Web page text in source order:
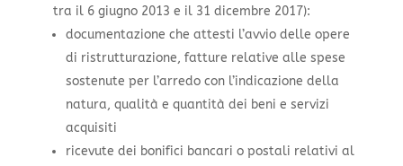
tra il 6 giugno 2013 e il 31 dicembre 2017):
documentazione che attesti l’avvio delle opere
di ristrutturazione, fatture relative alle spese
sostenute per l’arredo con l’indicazione della
natura, qualità e quantità dei beni e servizi
acquisiti
ricevute dei bonifici bancari o postali relativi al